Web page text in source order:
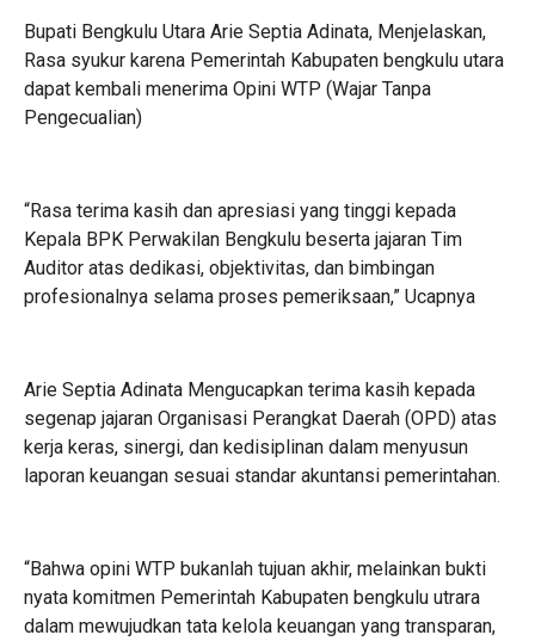
Bupati Bengkulu Utara Arie Septia Adinata, Menjelaskan,
Rasa syukur karena Pemerintah Kabupaten bengkulu utara
dapat kembali menerima Opini WTP (Wajar Tanpa
Pengecualian)
“Rasa terima kasih dan apresiasi yang tinggi kepada
Kepala BPK Perwakilan Bengkulu beserta jajaran Tim
Auditor atas dedikasi, objektivitas, dan bimbingan
profesionalnya selama proses pemeriksaan,” Ucapnya
Arie Septia Adinata Mengucapkan terima kasih kepada
segenap jajaran Organisasi Perangkat Daerah (OPD) atas
kerja keras, sinergi, dan kedisiplinan dalam menyusun
laporan keuangan sesuai standar akuntansi pemerintahan.
“Bahwa opini WTP bukanlah tujuan akhir, melainkan bukti
nyata komitmen Pemerintah Kabupaten bengkulu utrara
dalam mewujudkan tata kelola keuangan yang transparan,